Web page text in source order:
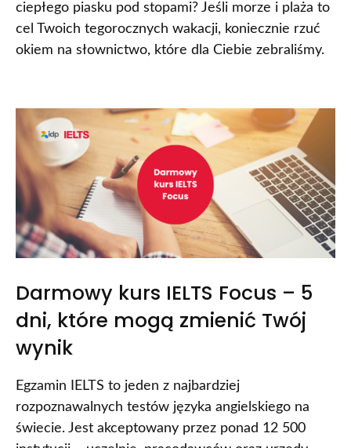
ciepłego piasku pod stopami? Jeśli morze i plaża to
cel Twoich tegorocznych wakacji, koniecznie rzuć
okiem na słownictwo, które dla Ciebie zebraliśmy.
Darmowy kurs IELTS Focus – 5
dni, które mogą zmienić Twój
wynik
Egzamin IELTS to jeden z najbardziej
rozpoznawalnych testów języka angielskiego na
świecie. Jest akceptowany przez ponad 12 500